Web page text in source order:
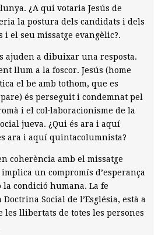
¿A qui votaria Jesús de
la postura dels candidats i dels
i el seu missatge evangèlic?.
ajuden a dibuixar una resposta.
llum a la foscor. Jesús (home
el be amb tothom, que es
és perseguit i condemnat pel
i el col·laboracionisme de la
jueva. ¿Qui és ara i aquí
ara i aquí quintacolumnista?
coherència amb el missatge
un compromís d’esperança
condició humana. La fe
Social de l’Església, està a
les llibertats de totes les persones